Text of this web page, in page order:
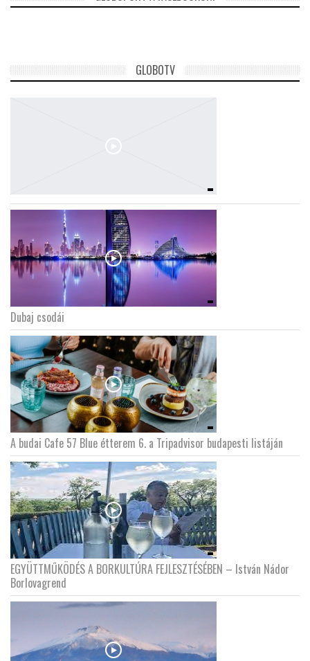
GLOBOTV
Dubaj csodái
A budai Cafe 57 Blue étterem 6. a Tripadvisor budapesti listáján
EGYÜTTMŰKÖDÉS A BORKULTÚRA FEJLESZTÉSÉBEN – István Nádor
Borlovagrend